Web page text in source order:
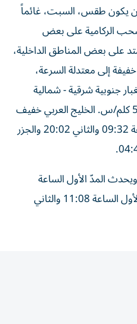
أن يكون طقس، السبت، غائماً
الركامية على بعض
على بعض المناطق الداخلية،
إلى معتدلة السرعة،
جنوبية شرقية - شمالية
شرقية/ 10 إلى 25 تصل إلى 50 كلم/س. الخليج العربي خفيف
الموج ويحدث المدّ الأول الساعة 09:32 والثاني 20:02 والجزر
المدّ الأول الساعة
15:56 والثاني 07:29 والجزر الأول الساعة 11:08 والثاني